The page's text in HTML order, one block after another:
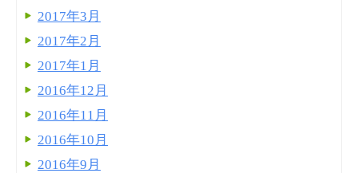
2017年3月
2017年2月
2017年1月
2016年12月
2016年11月
2016年10月
2016年9月